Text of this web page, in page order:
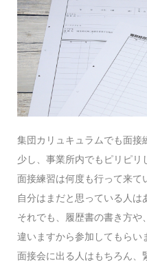
集団カリュキュラムでも面接
少し、事業所内でもピリピリ
面接練習は何度も行って来て
自分はまだと思っている人は
それでも、履歴書の書き方や
違いますから参加してもらい
面接会に出る人はもちろん、